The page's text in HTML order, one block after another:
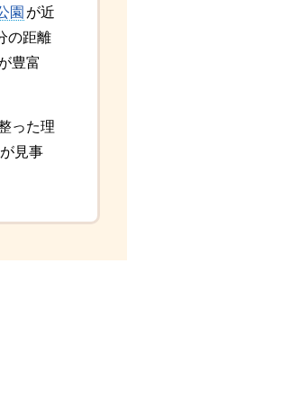
園 が近
の距離
豊富
った理
見事